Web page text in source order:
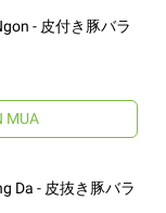
- 皮付き豚バラ
MUA
Da - 皮抜き豚バラ